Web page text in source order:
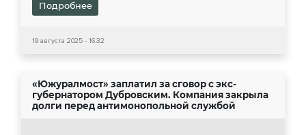
Подробнее
19 августа 2025 - 16:32
«Южуралмост» заплатил за сговор с экс-
губернатором Дубровским. Компания закрыла
долги перед антимонопольной службой